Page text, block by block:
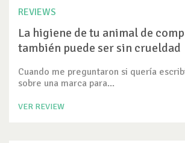
REVIEWS
La higiene de tu animal de
también puede ser sin crueldad
Cuando me preguntaron si quería
sobre una marca para...
VER REVIEW